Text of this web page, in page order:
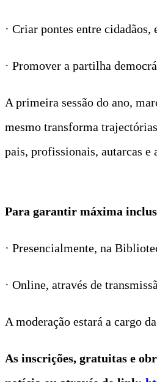
· Criar pontes entre
· Promover a partilha
A primeira sessão do ano,
mesmo transforma
pais, profissionais, autarcas e
Para garantir máxima
· Presencialmente, na
· Online, através de
A moderação estará a cargo
As inscrições, gratuitas e